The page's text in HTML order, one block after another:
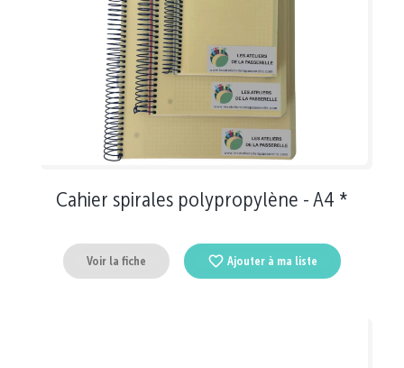
Cahier spirales polypropylène - A4 *
Voir la fiche Ajouter à ma liste